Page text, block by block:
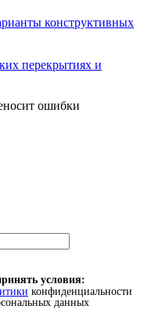
конструктивных
перекрытиях и
условия:
конфиденциальности
данных